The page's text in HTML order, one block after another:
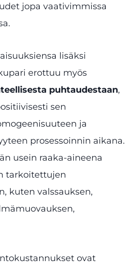
jopa vaativimmissa
lisäksi
erottuu myös
puhtaudestaan,
sen
ja
prosessoinnin aikana.
usein raaka-aineena
tarkoitettujen
kuten valssauksen,
ovat